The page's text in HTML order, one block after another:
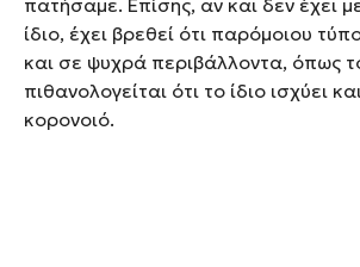
ίδιο, έχει βρεθεί ότι παρόμοιου
και σε ψυχρά περιβάλλοντα, όπως
πιθανολογείται ότι το ίδιο ισχύει
κορονοιό.